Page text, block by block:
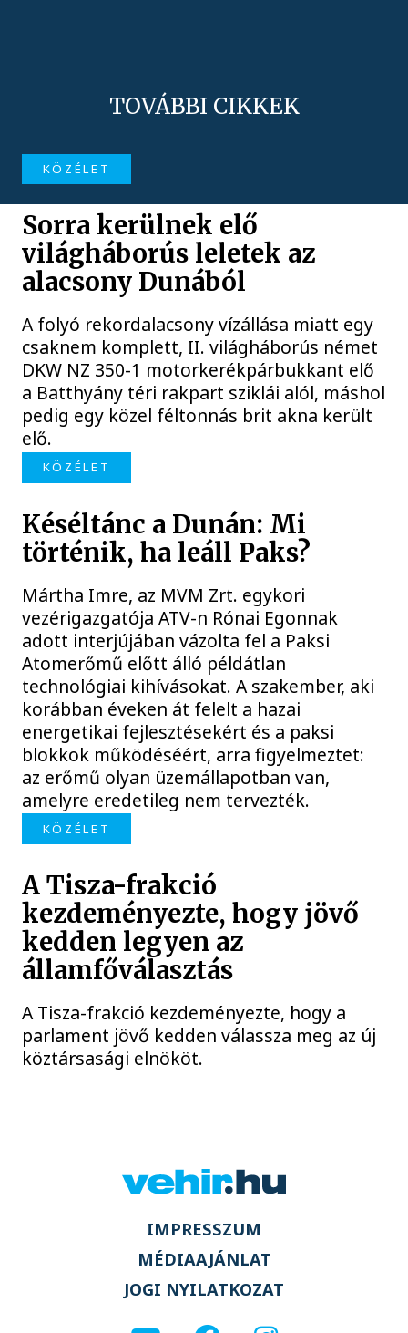
TOVÁBBI CIKKEK
KÖZÉLET
Sorra kerülnek elő
világháborús leletek az
alacsony Dunából
A folyó rekordalacsony vízállása miatt egy
csaknem komplett, II. világháborús német
DKW NZ 350-1 motorkerékpárbukkant elő
a Batthyány téri rakpart sziklái alól, máshol
pedig egy közel féltonnás brit akna került
elő.
KÖZÉLET
Késéltánc a Dunán: Mi
történik, ha leáll Paks?
Mártha Imre, az MVM Zrt. egykori
vezérigazgatója ATV-n Rónai Egonnak
adott interjújában vázolta fel a Paksi
Atomerőmű előtt álló példátlan
technológiai kihívásokat. A szakember, aki
korábban éveken át felelt a hazai
energetikai fejlesztésekért és a paksi
blokkok működéséért, arra figyelmeztet:
az erőmű olyan üzemállapotban van,
amelyre eredetileg nem tervezték.
KÖZÉLET
A Tisza-frakció
kezdeményezte, hogy jövő
kedden legyen az
államfőválasztás
A Tisza-frakció kezdeményezte, hogy a
parlament jövő kedden válassza meg az új
köztársasági elnököt.
IMPRESSZUM
MÉDIAAJÁNLAT
JOGI NYILATKOZAT